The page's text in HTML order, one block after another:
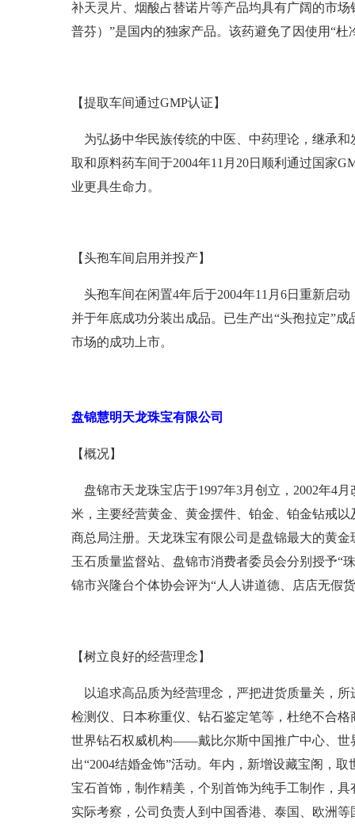
补天灵片、烟酸占替诺片等产品均具有广阔的市
普芬）”是国内的独家产品。该药避免了因使用“
【提取车间通过GMP认证】
为弘扬中华民族传统的中医、中药理论，继承和
取和原料药车间于2004年11月20日顺利通过国家
业更具生命力。
【头孢车间启用并投产】
头孢车间在闲置4年后于2004年11月6日重新启
并于年底成功分装出成品。已生产出“头孢拉定”
市场的成功上市。
盘锦慧明天龙珠宝有限公司
【概况】
盘锦市天龙珠宝店于1997年3月创立，2002年4
米，主要经营黄金、黄金摆件、铂金、铂金钻戒
商总局注册。天龙珠宝有限公司是盘锦最大的黄
玉石质量监督站、盘锦市消费者委员会分别授予“
锦市兴隆台个体协会评为“人人讲道德、店店无假
【树立良好的经营理念】
以追求高品质为经营理念，严把进货质量关，所
检测仪、日本称重仪、钻石鉴定笔等，杜绝不合
世界钻石权威机构——戴比尔斯中国推广中心、世
出“2004结婚金饰”活动。年内，新增设藏宝阁，
宝石首饰，制作精美，个别首饰为纯手工制作，
实际考察，公司负责人到中国香港、泰国、欧洲